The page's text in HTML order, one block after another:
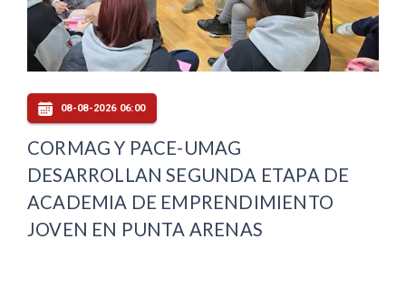
08-08-2026 06:00
CORMAG Y PACE-UMAG
DESARROLLAN SEGUNDA ETAPA DE
ACADEMIA DE EMPRENDIMIENTO
JOVEN EN PUNTA ARENAS